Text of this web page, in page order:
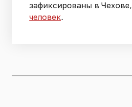
зафиксированы в Чехове,
человек.